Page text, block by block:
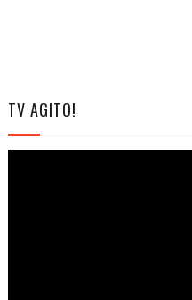
TV AGITO!